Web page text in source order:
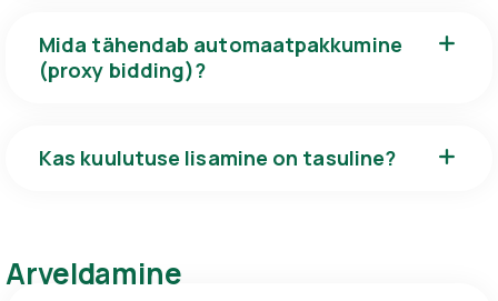
Mida tähendab automaatpakkumine
(proxy bidding)?
Kas kuulutuse lisamine on tasuline?
Arveldamine